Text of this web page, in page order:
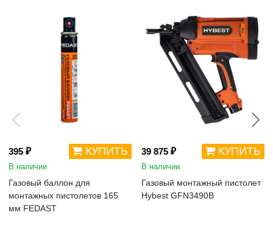
395 ₽ КУПИТЬ
В наличии
Газовый баллон для
монтажных пистолетов 165
мм FEDAST
39 875 ₽ КУПИТЬ
В наличии
Газовый монтажный пистолет
Hybest GFN3490B